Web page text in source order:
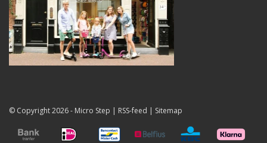
© Copyright 2026 - Micro Step | RSS-feed | Sitemap